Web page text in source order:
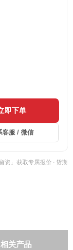
即下单
客服 / 微信
资」获取专属报价 · 货期
相关产品